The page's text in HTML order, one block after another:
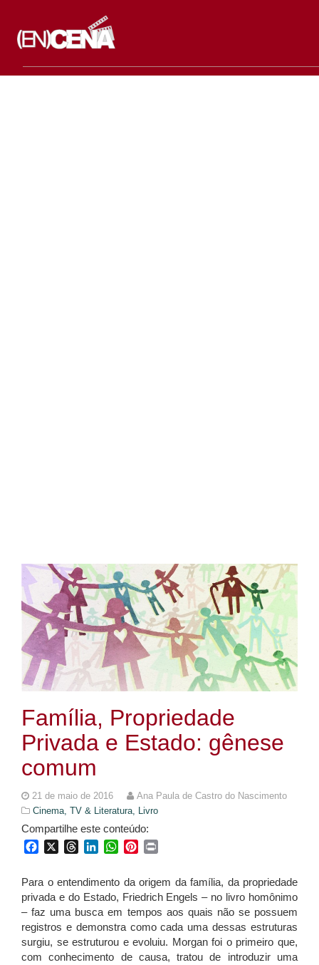
Família, Propriedade
Privada e Estado: gênese
comum
21 de maio de 2016
Ana Paula de Castro do Nascimento
Cinema, TV & Literatura, Livro
Compartilhe este conteúdo:
FacebookThreadsLinkedInWhatsApp
Pinterest
Para o entendimento da origem da família, da propriedade
privada e do Estado, Friedrich Engels – no livro homônimo
– faz uma busca em tempos aos quais não se possuem
registros e demonstra como cada uma dessas estruturas
surgiu, se estruturou e evoluiu. Morgan foi o primeiro que,
com conhecimento de causa, tratou de introduzir uma